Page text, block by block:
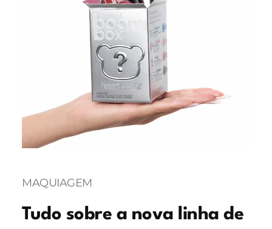
MAQUIAGEM
Tudo sobre a nova linha de